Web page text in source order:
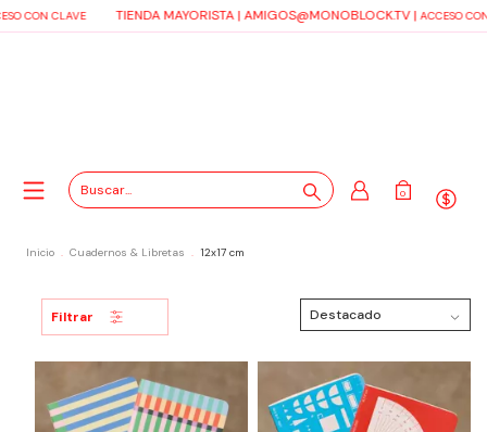
CON CLAVE TIENDA MAYORISTA |AMIGOS@MONOBLOCK.TV|ACCESO CON
0
Inicio . Cuadernos & Libretas . 12x17 cm
Filtrar